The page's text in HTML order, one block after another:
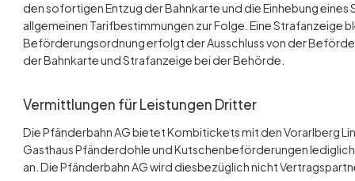
den sofortigen Entzug der Bahnkarte und die Einhebung
allgemeinen Tarifbestimmungen zur Folge. Eine Strafanzeige
Beförderungsordnung erfolgt der Ausschluss von der
der Bahnkarte und Strafanzeige bei der Behörde.
Vermittlungen für Leistungen Dritter
Die Pfänderbahn AG bietet Kombitickets mit den Vorarlberg
Gasthaus Pfänderdohle und Kutschenbeförderungen
an. Die Pfänderbahn AG wird diesbezüglich nicht